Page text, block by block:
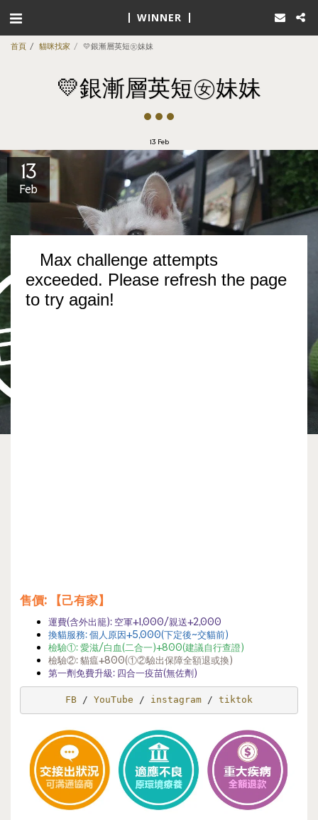
WINNER
首頁 貓咪找家 💛銀漸層英短㊛妹妹
💛銀漸層英短㊛妹妹
13 Feb
13
Feb
售價: 【己有家】
運費(含外出籠): 空軍+1,000/親送+2,000
換貓服務:個人原因+5,000(下定後~交貓前)
檢驗①:愛滋/白血(二合一)+800(建議自行查證)
檢驗②: 貓瘟+800(①②驗出保障全額退或換)
第一劑免費升級: 四合一疫苗(無佐劑)
FB / YouTube / instagram / tiktok